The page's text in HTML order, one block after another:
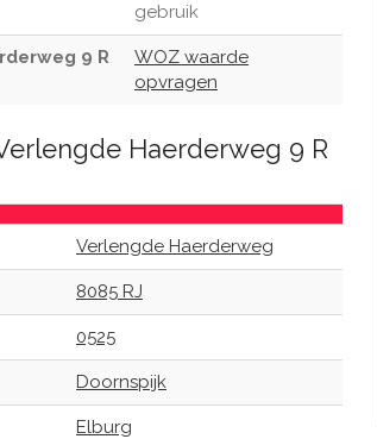
gebruik
9 R
WOZ waarde
opvragen
Haerderweg 9 R
Verlengde Haerderweg
8085 RJ
0525
Doornspijk
Elburg